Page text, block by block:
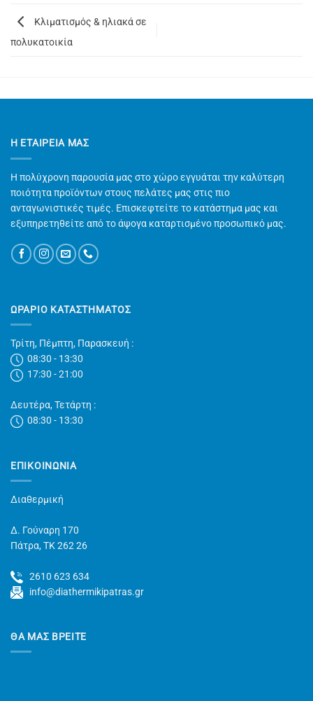
Κλιματισμός & ηλιακά σε
πολυκατοικία
Η ΕΤΑΙΡΕΊΑ ΜΑΣ
Η πολύχρονη παρουσία μας στο χώρο εγγυάται την καλύτερη
ποιότητα προϊόντων στους πελάτες μας στις πιο
ανταγωνιστικές τιμές. Επισκεφτείτε το κατάστημα μας και
εξυπηρετηθείτε από το άψογα καταρτισμένο προσωπικό μας.
ΩΡΑΡΙΟ ΚΑΤΑΣΤΗΜΑΤΟΣ
Τρίτη, Πέμπτη, Παρασκευή :
08:30 - 13:30
17:30 - 21:00
Δευτέρα, Τετάρτη :
08:30 - 13:30
ΕΠΙΚΟΙΝΩΝΊΑ
Διαθερμική
Δ. Γούναρη 170
Πάτρα, TK 262 26
2610 623 634
info@diathermikipatras.gr
ΘΑ ΜΑΣ ΒΡΕΙΤΕ